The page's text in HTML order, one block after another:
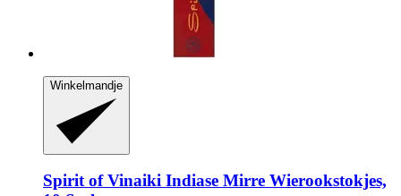
Winkelmandje
Spirit of Vinaiki Indiase Mirre Wierookstokjes,